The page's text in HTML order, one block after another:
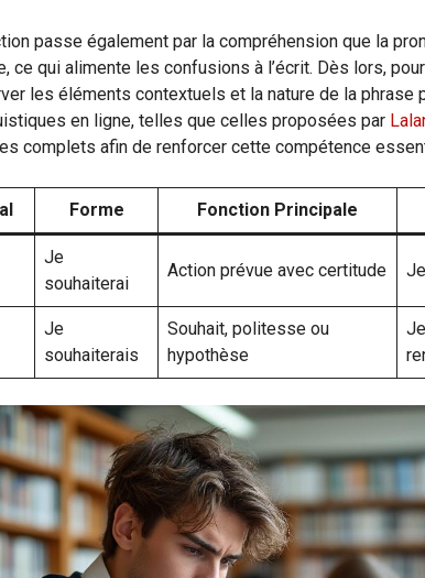
passe également par la compréhension que la
ce qui alimente les confusions à l’écrit. Dès lors,
les éléments contextuels et la nature de la phrase
en ligne, telles que celles proposées par
complets afin de renforcer cette compétence
Forme Fonction Principale
Je
souhaiterai
Action prévue avec certitude
Je
souhaiterais
Souhait, politesse ou
hypothèse